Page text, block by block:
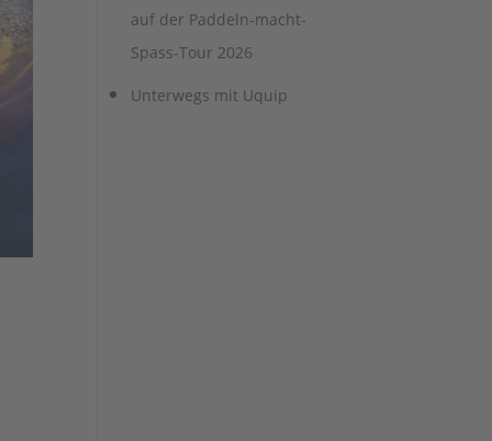
auf der Paddeln-macht-
Spass-Tour 2026
Unterwegs mit Uquip